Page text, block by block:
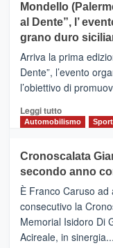
e
messaggi
di
DI
SICILIA
(Ct)
–
Il
Borgo
Gusto,
il
tra
sapori
vicoli
medievali
Mondello
al Dente”, l’
grano duro
Arriva la prima
Dente”, l’evento
l’obiettivo di
Leggi tuttoLeggi
di
Mondello
(Palermo)
–
“E
adesso
Pasta
–
Automobilismo Sport
Cronoscalata
secondo anno
È Franco Caruso
consecutivo la
Memorial Isidoro Di
Acireale, in sinergia...